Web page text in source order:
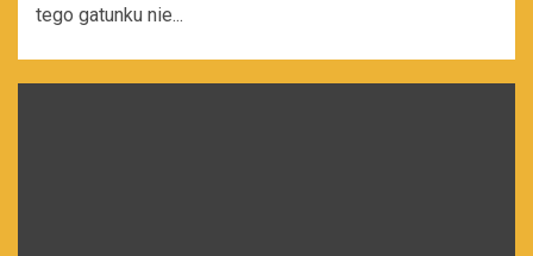
tego gatunku nie...